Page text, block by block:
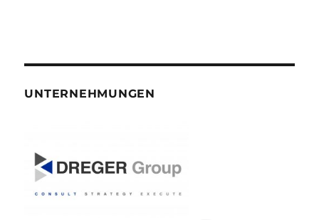
UNTERNEHMUNGEN